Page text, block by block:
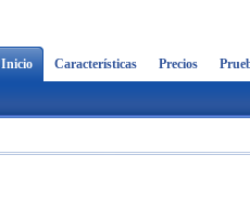
Inicio Características Precios